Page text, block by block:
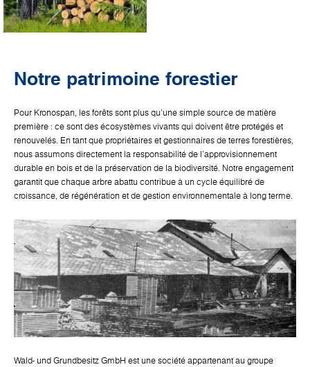
Notre patrimoine forestier
Pour Kronospan, les forêts sont plus qu'une simple source de matière
première : ce sont des écosystèmes vivants qui doivent être protégés et
renouvelés. En tant que propriétaires et gestionnaires de terres forestières,
nous assumons directement la responsabilité de l'approvisionnement
durable en bois et de la préservation de la biodiversité. Notre engagement
garantit que chaque arbre abattu contribue à un cycle équilibré de
croissance, de régénération et de gestion environnementale à long terme.
Wald- und Grundbesitz GmbH est une société appartenant au groupe